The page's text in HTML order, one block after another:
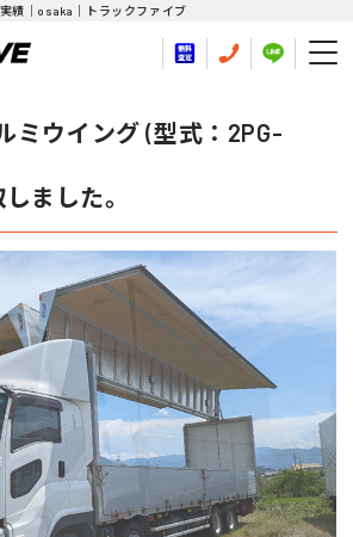
績｜osaka｜トラックファイブ
ミウイング (型式：2PG-
ました。